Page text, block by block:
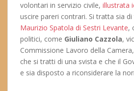
volontari in servizio civile, illustrata
uscire pareri contrari. Si tratta sia
Maurizio Spatola di Sestri Levante,
politici, come Giuliano Cazzola,
Commissione Lavoro della Camera,
che si tratti di una svista e che il
e sia disposto a riconsiderare la